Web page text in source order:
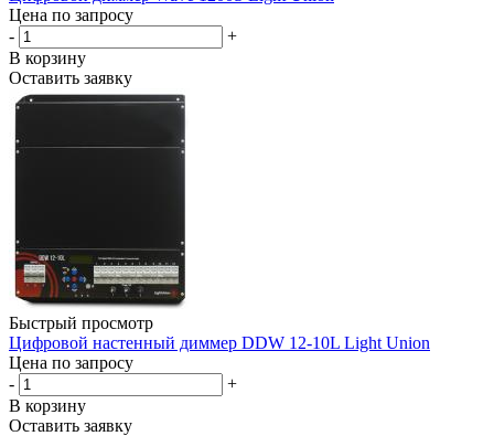
Цена по запросу
-
+
В корзину
Оставить заявку
Быстрый просмотр
Цифровой настенный диммер DDW 12-10L Light Union
Цена по запросу
-
+
В корзину
Оставить заявку